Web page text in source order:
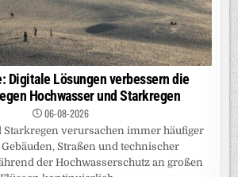
Digitale Lösungen verbessern die
Hochwasser und Starkregen
06-08-2026
Starkregen verursachen immer häufiger
Straßen und technischer
der Hochwasserschutz an großen